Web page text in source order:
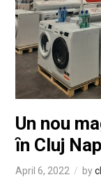
Un nou
ȋn Cluj
April 6, 2022 by